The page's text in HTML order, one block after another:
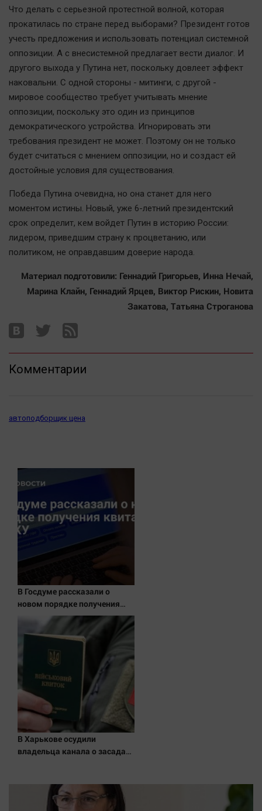
Что делать с серьезной протестной волной, которая
прокатилась по стране перед выборами? Президент готов
учесть предложения и использовать потенциал системной
оппозиции. А с внесистемной предлагает вести диалог. И
другого выхода у Путина нет, поскольку довлеет эффект
наковальни. С одной стороны - митинги, с другой -
мировое сообщество требует учитывать мнение
оппозиции, поскольку это один из принципов
демократического устройства. Игнорировать эти
требования президент не может. Поэтому он не только
будет считаться с мнением оппозиции, но и создаст ей
достойные условия для существования.
Победа Путина очевидна, но она станет для него
моментом истины. Новый, уже 6-летний президентский
срок определит, кем войдет Путин в историю России:
лидером, приведшим страну к процветанию, или
политиком, не оправдавшим доверие народа.
Материал подготовили: Геннадий Григорьев, Инна Нечай,
Марина Клайн, Геннадий Ярцев, Виктор Рискин, Новита
Закатова, Татьяна Строганова
Комментарии
автоподборщик цена
В Госдуме рассказали о
новом порядке получения
квитанций за ЖКУ
В Харькове осудили
владельца канала о засадах